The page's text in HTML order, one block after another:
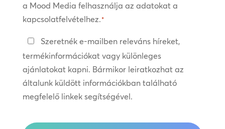
a Mood Media felhasználja az adatokat a
kapcsolatfelvételhez.*
Tartsa
a
kapcsolatot
Szeretnék e-mailben releváns híreket,
termékinformációkat vagy különleges
ajánlatokat kapni. Bármikor leiratkozhat az
általunk küldött információkban található
megfelelő linkek segítségével.